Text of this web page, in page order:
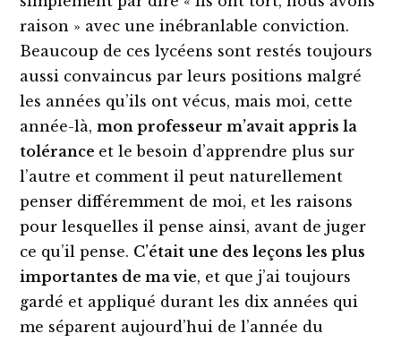
raison » avec une inébranlable conviction.
Beaucoup de ces lycéens sont restés toujours
aussi convaincus par leurs positions malgré
les années qu’ils ont vécus, mais moi, cette
année-là,mon professeur m’avait appris la
tolérance et le besoin d’apprendre plus sur
l’autre et comment il peut naturellement
penser différemment de moi, et les raisons
pour lesquelles il pense ainsi, avant de juger
ce qu’il pense. C’était une des leçons les plus
importantes de ma vie, et que j’ai toujours
gardé et appliqué durant les dix années qui
me séparent aujourd’hui de l’année du